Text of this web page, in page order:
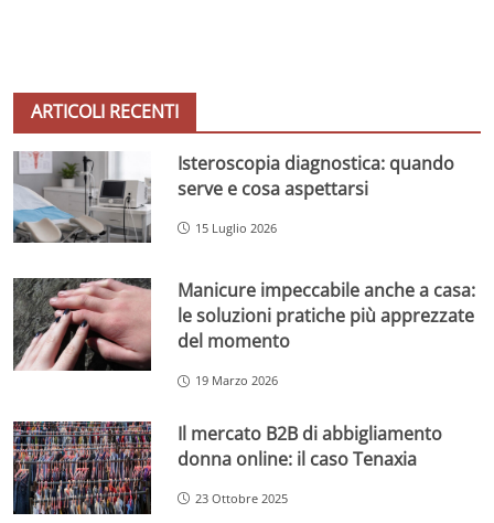
ARTICOLI RECENTI
Isteroscopia diagnostica: quando
serve e cosa aspettarsi
15 Luglio 2026
Manicure impeccabile anche a casa:
le soluzioni pratiche più apprezzate
del momento
19 Marzo 2026
Il mercato B2B di abbigliamento
donna online: il caso Tenaxia
23 Ottobre 2025